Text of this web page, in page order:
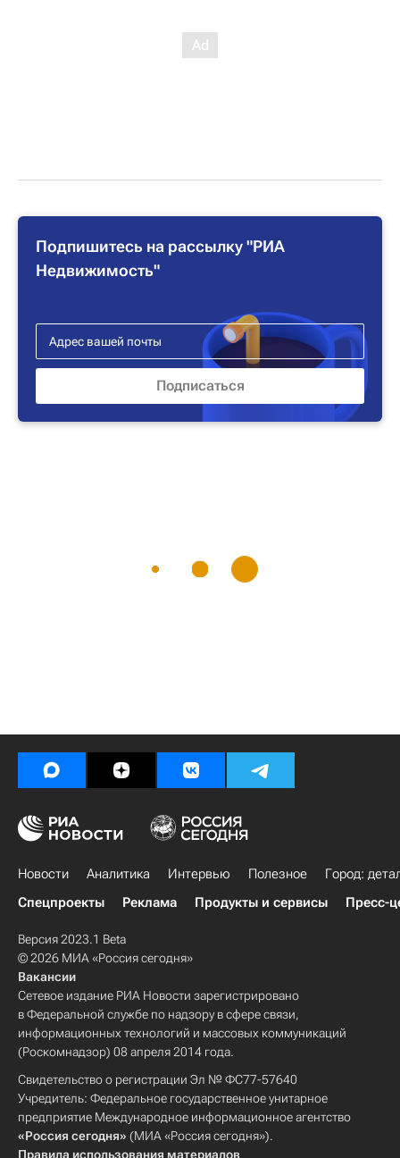
Подпишитесь на рассылку "РИА
Недвижимость"
Новости Аналитика Интервью Полезное
Город:
Спецпроекты
Реклама Продукты и сервисы Пресс-
Версия 2023.1 Beta
© 2026 МИА «Россия сегодня»
Вакансии
Сетевое издание РИА Новости зарегистрировано
в Федеральной службе по надзору в сфере связи,
информационных технологий и массовых коммуникаций
(Роскомнадзор) 08 апреля 2014 года.
Свидетельство о регистрации Эл № ФС77-57640
Учредитель: Федеральное государственное унитарное
предприятие Международное информационное агентство
«Россия сегодня» (МИА «Россия сегодня»).
Правила использования материалов